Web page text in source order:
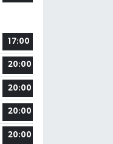
17:00
20:00
20:00
20:00
20:00